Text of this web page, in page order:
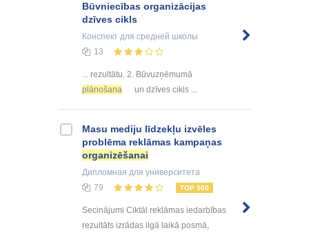
Būvniecības organizācijas
dzīves cikls
Конспект для средней школы
13
... rezultātu. 2. Būvuzņēmumā
plānošana
un dzīves cikls ...
Masu mediju līdzekļu izvēles
problēma reklāmas kampaņas
organizēšanai
Дипломная для университета
79
TOP 500
Secinājumi Ciktāl reklāmas iedarbības
rezultāts izrādas ilgā laikā posmā,